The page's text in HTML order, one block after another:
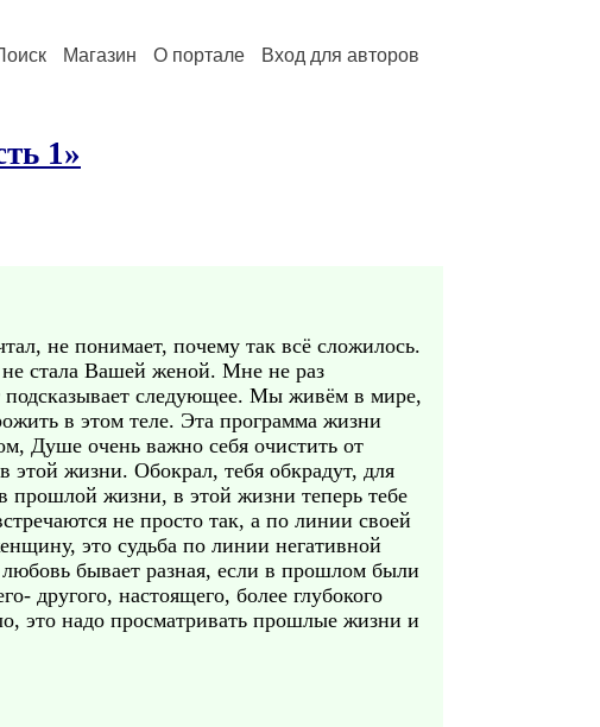
Магазин О портале Вход для авторов
1»
не понимает, почему так всё сложилось.
стала Вашей женой. Мне не раз
подсказывает следующее. Мы живём в мире,
в этом теле. Эта программа жизни
Душе очень важно себя очистить от
этой жизни. Обокрал, тебя обкрадут, для
прошлой жизни, в этой жизни теперь тебе
не просто так, а по линии своей
это судьба по линии негативной
бывает разная, если в прошлом были
другого, настоящего, более глубокого
это надо просматривать прошлые жизни и